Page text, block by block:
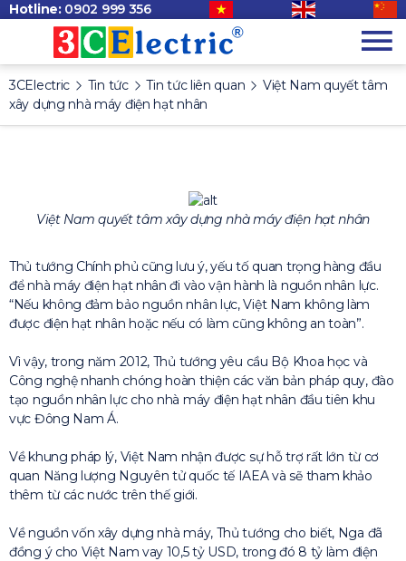
Hotline: 0902 999 356
3CElectric Tin tức Tin tức liên quan
Việt Nam quyết tâm
xây dựng nhà máy điện hạt nhân
Việt Nam quyết tâm xây dựng nhà máy điện hạt nhân
Thủ tướng Chính phủ cũng lưu ý, yếu tố quan trọng hàng đầu
để nhà máy điện hạt nhân đi vào vận hành là nguồn nhân lực.
“Nếu không đảm bảo nguồn nhân lực, Việt Nam không làm
được điện hạt nhân hoặc nếu có làm cũng không an toàn”.
Vì vậy, trong năm 2012, Thủ tướng yêu cầu Bộ Khoa học và
Công nghệ nhanh chóng hoàn thiện các văn bản pháp quy, đào
tạo nguồn nhân lực cho nhà máy điện hạt nhân đầu tiên khu
vực Đông Nam Á.
Về khung pháp lý, Việt Nam nhận được sự hỗ trợ rất lớn từ cơ
quan Năng lượng Nguyên tử quốc tế IAEA và sẽ tham khảo
thêm từ các nước trên thế giới.
Về nguồn vốn xây dựng nhà máy, Thủ tướng cho biết, Nga đã
đồng ý cho Việt Nam vay 10,5 tỷ USD, trong đó 8 tỷ làm điện